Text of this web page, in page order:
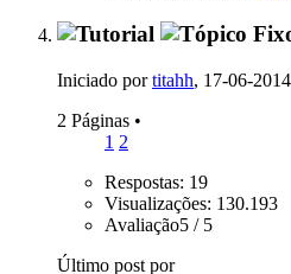
Iniciado portitahh, 17-06-
2 Páginas •
1 2
Respostas: 19
Visualizações: 130.193
Avaliação5 / 5
Último post por